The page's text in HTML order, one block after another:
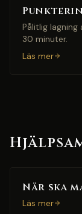
Pålitlig
30 minuter.
Läs mer
När ska
Läs mer